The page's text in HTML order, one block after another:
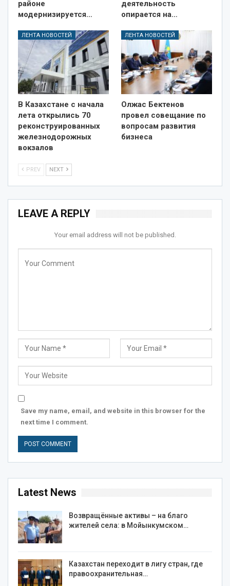
районе
модернизируется…
деятельность
опирается на…
ЛЕНТА НОВОСТЕЙ
В Казахстане с начала
лета открылись 70
реконструированных
железнодорожных
вокзалов
ЛЕНТА НОВОСТЕЙ
Олжас Бектенов
провел совещание по
вопросам развития
бизнеса
PREV NEXT
LEAVE A REPLY
Your email address will not be published.
Save my name, email, and website in this browser for the
next time I comment.
Latest News
Возвращённые активы – на благо
жителей села: в Мойынкумском…
Казахстан переходит в лигу стран, где
правоохранительная…